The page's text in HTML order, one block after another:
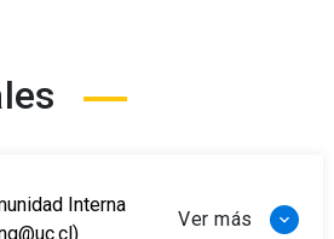
Interna